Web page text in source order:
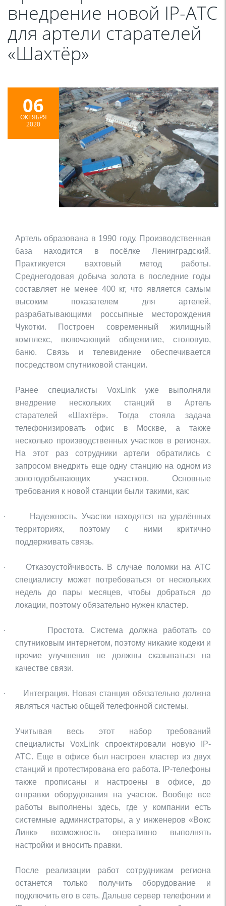
внедрение новой IP-АТС
для артели старателей
«Шахтёр»
06
ОКТЯБРЯ
2020
Артель образована в 1990 году. Производственная
база находится в посёлке Ленинградский.
Практикуется вахтовый метод работы.
Среднегодовая добыча золота в последние годы
составляет не менее 400 кг, что является самым
высоким показателем для артелей,
разрабатывающими россыпные месторождения
Чукотки. Построен современный жилищный
комплекс, включающий общежитие, столовую,
баню. Связь и телевидение обеспечивается
посредством спутниковой станции.
Ранее специалисты VoxLinkуже выполняли
внедрение нескольких станций в Артель
старателей «Шахтёр». Тогда стояла задача
телефонизировать офис в Москве, а также
несколько производственных участков в регионах.
На этот раз сотрудники артели обратились с
запросом внедрить еще одну станцию на одном из
золотодобывающих участков. Основные
требования к новой станции были такими, как:
·
Надежность. Участки находятся на удалённых
территориях, поэтому с ними критично
поддерживать связь.
·
Отказоустойчивость. В случае поломки на АТС
специалисту может потребоваться от нескольких
недель до пары месяцев, чтобы добраться до
локации, поэтому обязательно нужен кластер.
·
Простота. Система должна работать со
спутниковым интернетом, поэтому никакие кодеки и
прочие улучшения не должны сказываться на
качестве связи.
·
Интеграция. Новая станция обязательно должна
являться частью общей телефонной системы.
Учитывая весь этот набор требований
специалистыVoxLink спроектировали новую IP-
АТС. Еще в офисе был настроен кластер из двух
станций и протестирована его работа.
IP-телефоны
также прописаны и настроены в офисе, до
отправки оборудования на участок. Вообще все
работы выполнены здесь, где у компании есть
системные администраторы, а у инженеров «Вокс
Линк» возможность оперативно выполнять
настройки и вносить правки.
После реализации работ сотрудникам региона
останется только получить оборудование и
подключить его в сеть. Дальше сервер телефонии и